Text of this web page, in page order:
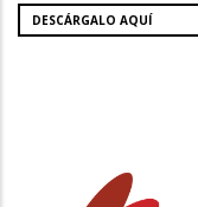
DESCÁRGALO AQUÍ